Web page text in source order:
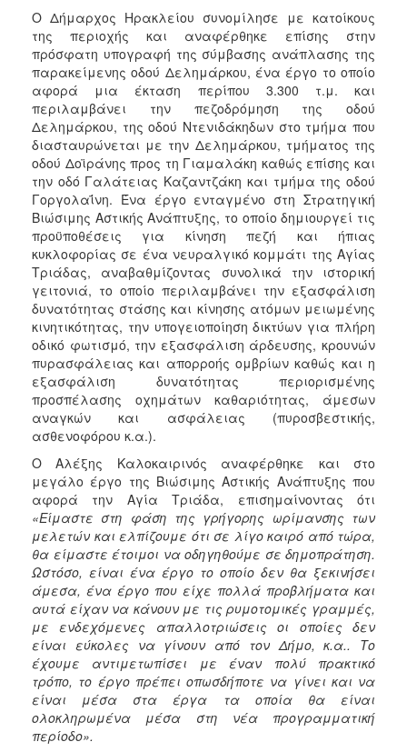
Ο Δήμαρχος Ηρακλείου συνομίλησε με κατοίκους
της περιοχής και αναφέρθηκε επίσης στην
πρόσφατη υπογραφή της σύμβασης ανάπλασης της
παρακείμενης οδού Δελημάρκου, ένα έργο το οποίο
αφορά μια έκταση περίπου 3.300 τ.μ. και
περιλαμβάνει την πεζοδρόμηση της οδού
Δελημάρκου, της οδού Ντενιδάκηδων στο τμήμα που
διασταυρώνεται με την Δελημάρκου, τμήματος της
οδού Δοϊράνης προς τη Γιαμαλάκη καθώς επίσης και
την οδό Γαλάτειας Καζαντζάκη και τμήμα της οδού
Γοργολαΐνη. Ένα έργο ενταγμένο στη Στρατηγική
Βιώσιμης Αστικής Ανάπτυξης, το οποίο δημιουργεί τις
προϋποθέσεις για κίνηση πεζή και ήπιας
κυκλοφορίας σε ένα νευραλγικό κομμάτι της Αγίας
Τριάδας, αναβαθμίζοντας συνολικά την ιστορική
γειτονιά, το οποίο περιλαμβάνει την εξασφάλιση
δυνατότητας στάσης και κίνησης ατόμων μειωμένης
κινητικότητας, την υπογειοποίηση δικτύων για πλήρη
οδικό φωτισμό, την εξασφάλιση άρδευσης, κρουνών
πυρασφάλειας και απορροής ομβρίων καθώς και η
εξασφάλιση δυνατότητας περιορισμένης
προσπέλασης οχημάτων καθαριότητας, άμεσων
αναγκών και ασφάλειας (πυροσβεστικής,
ασθενοφόρου κ.α.).
Ο Αλέξης Καλοκαιρινός αναφέρθηκε και στο
μεγάλο έργο της Βιώσιμης Αστικής Ανάπτυξης που
αφορά την Αγία Τριάδα, επισημαίνοντας ότι
«Είμαστε στη φάση της γρήγορης ωρίμανσης των
μελετών και ελπίζουμε ότι σε λίγο καιρό από τώρα,
θα είμαστε έτοιμοι να οδηγηθούμε σε δημοπράτηση.
Ωστόσο, είναι ένα έργο το οποίο δεν θα ξεκινήσει
άμεσα, ένα έργο που είχε πολλά προβλήματα και
αυτά είχαν να κάνουν με τις ρυμοτομικές γραμμές,
με ενδεχόμενες απαλλοτριώσεις οι οποίες δεν
είναι εύκολες να γίνουν από τον Δήμο, κ.α.. Το
έχουμε αντιμετωπίσει με έναν πολύ πρακτικό
τρόπο, το έργο πρέπει οπωσδήποτε να γίνει και να
είναι μέσα στα έργα τα οποία θα είναι
ολοκληρωμένα μέσα στη νέα προγραμματική
περίοδο».